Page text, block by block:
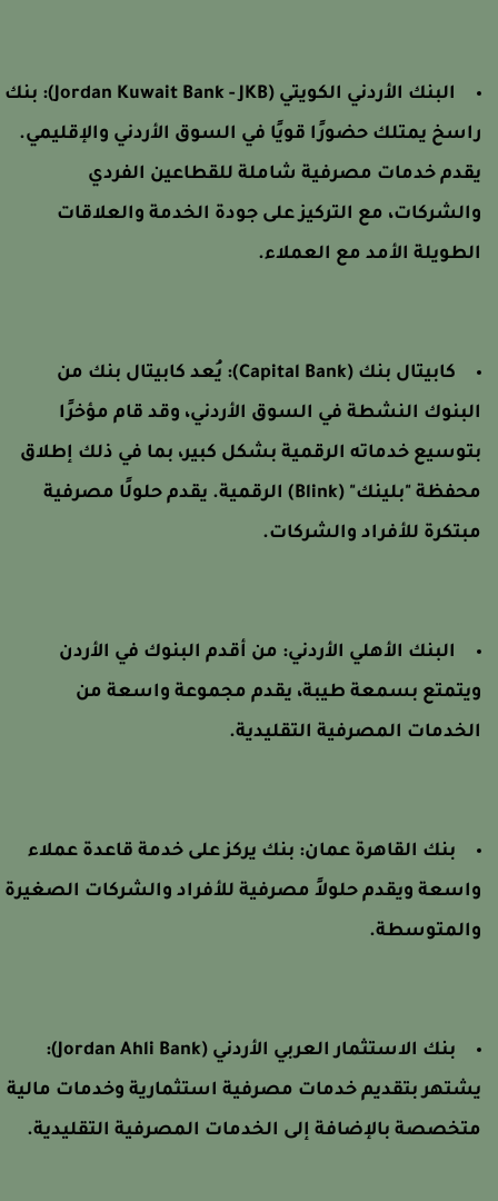
البنك الأردني الكويتي (Jordan Kuwait Bank - JKB):
بنك
يمتلك حضورًا قويًا في السوق الأردني والإقليمي.
خدمات مصرفية شاملة للقطاعين الفردي
مع التركيز على جودة الخدمة والعلاقات
الأمد مع العملاء.
كابيتال بنك (Capital Bank):
يُعد كابيتال بنك من
النشطة في السوق الأردني، وقد قام مؤخرًا
خدماته الرقمية بشكل كبير، بما في ذلك إطلاق
محفظة "بلينك" (Blink) الرقمية. يقدم حلولًا مصرفية
للأفراد والشركات.
البنك الأهلي الأردني:من أقدم البنوك في الأردن
بسمعة طيبة، يقدم مجموعة واسعة من
المصرفية التقليدية.
بنك القاهرة عمان:بنك يركز على خدمة قاعدة عملاء
ويقدم حلولاً مصرفية للأفراد والشركات الصغيرة
بنك الاستثمار العربي الأردني (Jordan Ahli Bank):
بتقديم خدمات مصرفية استثمارية وخدمات مالية
بالإضافة إلى الخدمات المصرفية التقليدية.